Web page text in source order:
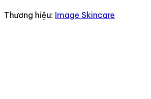
Thương hiệu: Image Skincare